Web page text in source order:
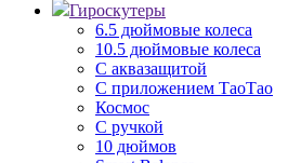
Гироскутеры
6.5 дюймовые колеса
10.5 дюймовые колеса
С аквазащитой
С приложением ТаоТао
Космос
С ручкой
10 дюймов